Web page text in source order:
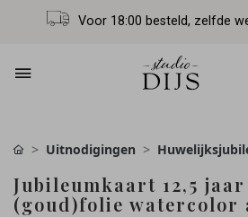
Voor 18:00 besteld, zelfde
Uitnodigingen
Jubileumkaart 12,5
(goud)folie watercolor